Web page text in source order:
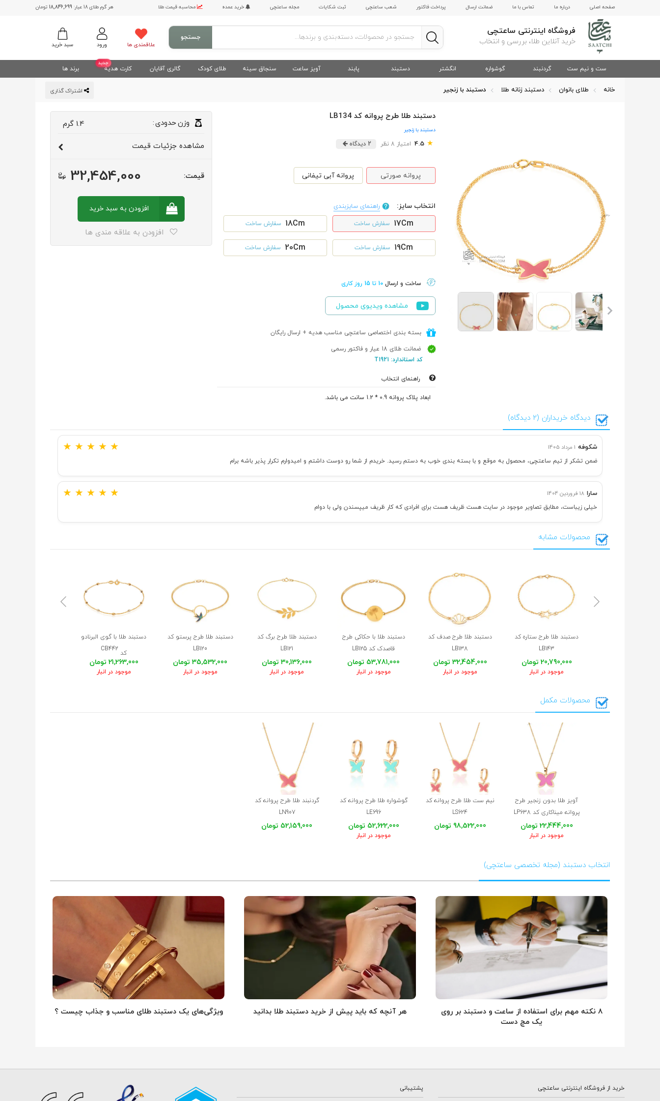
صفحه اصلی درباره ما تماس با ما ضمانت ارسال پرداخت فاکتور شعب ساعتچی ثبت شکایات مجله ساعتچی خرید عمده محاسبه قیمت طلا هر گرم طلای 18 عیار: 18,846,699 تومان
فروشگاه اینترنتی ساعتچی
خرید آنلاین طلا، بررسی و انتخاب سبد خرید ورود علاقمندی ها
جستجو
ست و نیم ست گردنبند گوشواره انگشتر دستبند پابند آویز ساعت سنجاق سینه طلای کودک گالری آقایان
جدید
کارت هدیه برند ها
خانه طلای بانوان دستبند زنانه طلا دستبند با زنجیر
دستبند طلا طرح پروانه کد LB134
دستبند با زنجیر
★
4.5 امتیاز 8 نظر 2 دیدگاه
پروانه صورتی پروانه آبی تیفانی
انتخاب سایز: راهنمای سایزبندی
17Cm سفارش ساخت 18Cm سفارش ساخت
19Cm سفارش ساخت 20Cm سفارش ساخت
ساخت و ارسال 10 تا 15 روز کاری
مشاهده ویدیوی محصول
بسته بندی اختصاصی ساعتچی مناسب هدیه + ارسال رایگان
ضمانت طلای 18 عیار و فاکتور رسمی
کد استاندارد: T1921
راهنمای انتخاب
ابعاد پلاک پروانه 0.9 * 1.2 سانت می باشد.
وزنحدودی:
1.4 گرم
مشاهده جزئیات قیمت
قیمت: 32,454,000
افزودن به سبدخرید
افزودن به علاقه مندی ها
دیدگاه خریداران (2 دیدگاه)
شکوفه 1 مرداد 1405 ★ ★ ★ ★ ★
ضمن تشکر از تیم ساعتچی، محصول به موقع و با بسته بندی خوب به دستم رسید. خریدم از شما رو دوست داشتم و امیدوارم تکرار پذیر باشه برام
سارا 18 فروردین 1404 ★ ★ ★ ★ ★
خیلی زیباست، مطابق تصاویر موجود در سایت هست ظریف هست برای افرادی که کار ظریف میپسندن ولی با دوام
محصولات مشابه
دستبند طلا طرح ستاره کد
LB143
20,790,000 تومان
موجود در انبار
دستبند طلا طرح صدف کد
LB138
32,454,000 تومان
موجود در انبار
دستبند طلا با حکاکی طرح
قاصدک کد LB125
53,781,000 تومان
موجود در انبار
دستبند طلا طرح برگ کد
LB121
30,136,000 تومان
موجود در انبار
دستبند طلا طرح پرستو کد
LB120
35,532,000 تومان
موجود در انبار
دستبند طلا با گوی البرنادو
کد
CB442
21,263,000 تومان
موجود در انبار
محصولات مکمل
آویز طلا بدون زنجیر طرح
پروانه میناکاری کد LP638
22,444,000 تومان
موجود در انبار
نیم ست طلا طرح پروانه کد
LS624
98,522,000 تومان
گوشواره طلا طرح پروانه کد
LE696
52,622,000 تومان
موجود در انبار
گردنبند طلا طرح پروانه کد
LN907
52,159,000 تومان
انتخاب دستبند (مجله تخصصی ساعتچی)
۸ نکته مهم برای استفاده از ساعت و دستبند بر روی
یک مچ دست
هر آنچه که باید پیش از خرید دستبند طلا بدانید ویژگی‌های یک دستبند طلای مناسب و جذاب چیست ؟
خرید از فروشگاه اینترنتی ساعتچی پشتیبانی